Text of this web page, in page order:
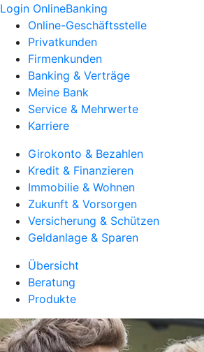
Login OnlineBanking
Online-Geschäftsstelle
Privatkunden
Firmenkunden
Banking & Verträge
Meine Bank
Service & Mehrwerte
Karriere
Girokonto & Bezahlen
Kredit & Finanzieren
Immobilie & Wohnen
Zukunft & Vorsorgen
Versicherung & Schützen
Geldanlage & Sparen
Übersicht
Beratung
Produkte